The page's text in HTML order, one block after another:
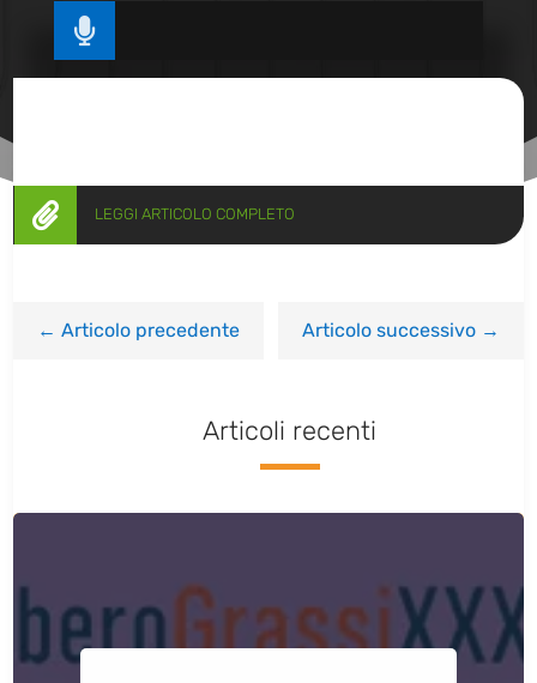

 LEGGI ARTICOLO COMPLETO
←Articolo precedente Articolo successivo→
Articoli recenti